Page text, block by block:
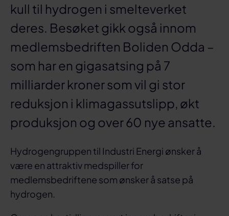
kull til hydrogen i smelteverket
deres. Besøket gikk også innom
medlemsbedriften Boliden Odda –
som har en gigasatsing på 7
milliarder kroner som vil gi stor
reduksjon i klimagassutslipp, økt
produksjon og over 60 nye ansatte.
Hydrogengruppen til Industri Energi ønsker å
være en attraktiv medspiller for
medlemsbedriftene som ønsker å satse på
hydrogen.